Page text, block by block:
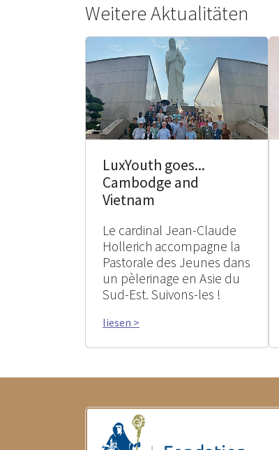
Weitere Aktualitäten
LuxYouth goes...
Cambodge and
Vietnam
Le cardinal Jean-Claude
Hollerich accompagne la
Pastorale des Jeunes dans
un pèlerinage en Asie du
Sud-Est. Suivons-les !
liesen >